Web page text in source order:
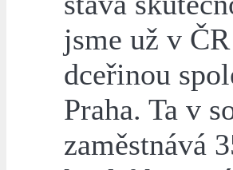
jsme už v
dceřinou
Praha. Ta v
zaměstnává